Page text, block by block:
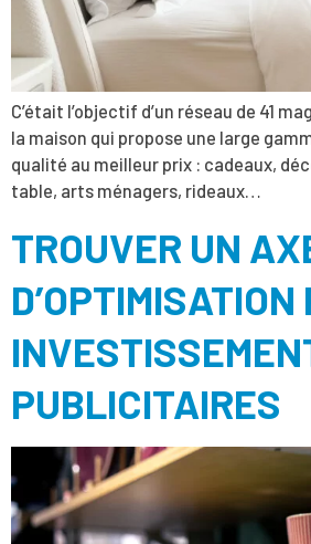
C’était l’objectif d’un réseau de 41
la maison qui propose une large
qualité au meilleur prix : cadeaux,
table, arts ménagers, rideaux…
TROUVER UN
D’OPTIMISATION
PUBLICITAIRES